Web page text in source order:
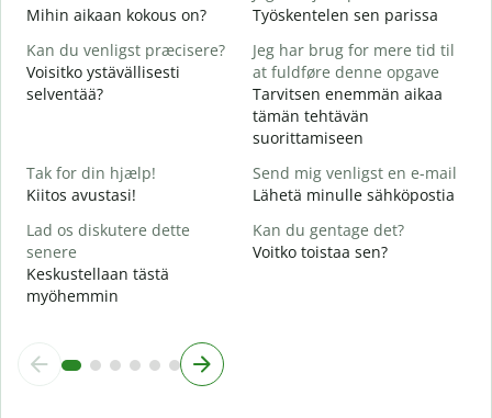
Mihin aikaan kokous on?
Työskentelen sen parissa
Kan du venligst præcisere?
Voisitko ystävällisesti
selventää?
Jeg har brug for mere tid til
at fuldføre denne opgave
Tarvitsen enemmän aikaa
tämän tehtävän
suorittamiseen
Tak for din hjælp!
Kiitos avustasi!
Send mig venligst en e-mail
Lähetä minulle sähköpostia
Lad os diskutere dette
senere
Keskustellaan tästä
myöhemmin
Kan du gentage det?
Voitko toistaa sen?